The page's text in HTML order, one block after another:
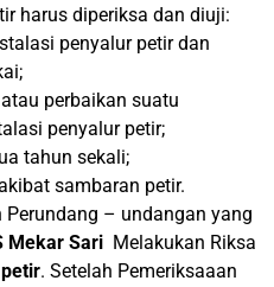
harus diperiksa dan diuji:
penyalur petir dan
perbaikan suatu
penyalur petir;
tahun sekali;
sambaran petir.
– undangan yang
Mekar Sari Melakukan Riksa
petir. Setelah Pemeriksaaan